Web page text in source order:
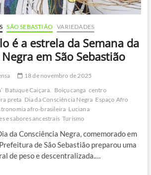
SÃO SEBASTIÃO VARIEDADES
é a estrela da Semana da
em São Sebastião
18 de novembro de 2025
Batuque Caiçara. Boiçucanga centro
preta Dia da Consciência Negra Espaço Afro
afro-brasileira Luciana
e sabores ancestrais Turismo
da Consciência Negra, comemorado em
de São Sebastião preparou uma
de peso e descentralizada.…